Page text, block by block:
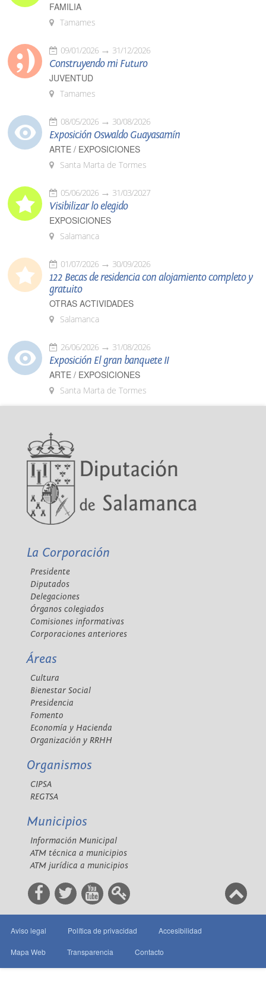
FAMILIA
Tamames
09/01/2026 31/12/2026
Construyendo mi Futuro
JUVENTUD
Tamames
08/05/2026 30/08/2026
Exposición Oswaldo Guayasamín
ARTE / EXPOSICIONES
Santa Marta de Tormes
05/06/2026 31/03/2027
Visibilizar lo elegido
EXPOSICIONES
Salamanca
01/07/2026 30/09/2026
122 Becas de residencia con alojamiento completo y
gratuito
OTRAS ACTIVIDADES
Salamanca
26/06/2026 31/08/2026
Exposición El gran banquete II
ARTE / EXPOSICIONES
Santa Marta de Tormes
La Corporación
Presidente
Diputados
Delegaciones
Órganos colegiados
Comisiones informativas
Corporaciones anteriores
Áreas
Cultura
Bienestar Social
Presidencia
Fomento
Economía y Hacienda
Organización y RRHH
Organismos
CIPSA
REGTSA
Municipios
Información Municipal
ATM técnica a municipios
ATM jurídica a municipios
Aviso legal Política de privacidad Accesibilidad
Mapa Web Transparencia Contacto